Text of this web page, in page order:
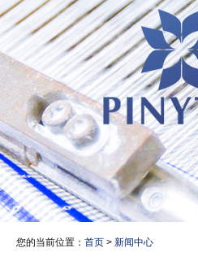
您的当前位置： 首页 > 新闻中心